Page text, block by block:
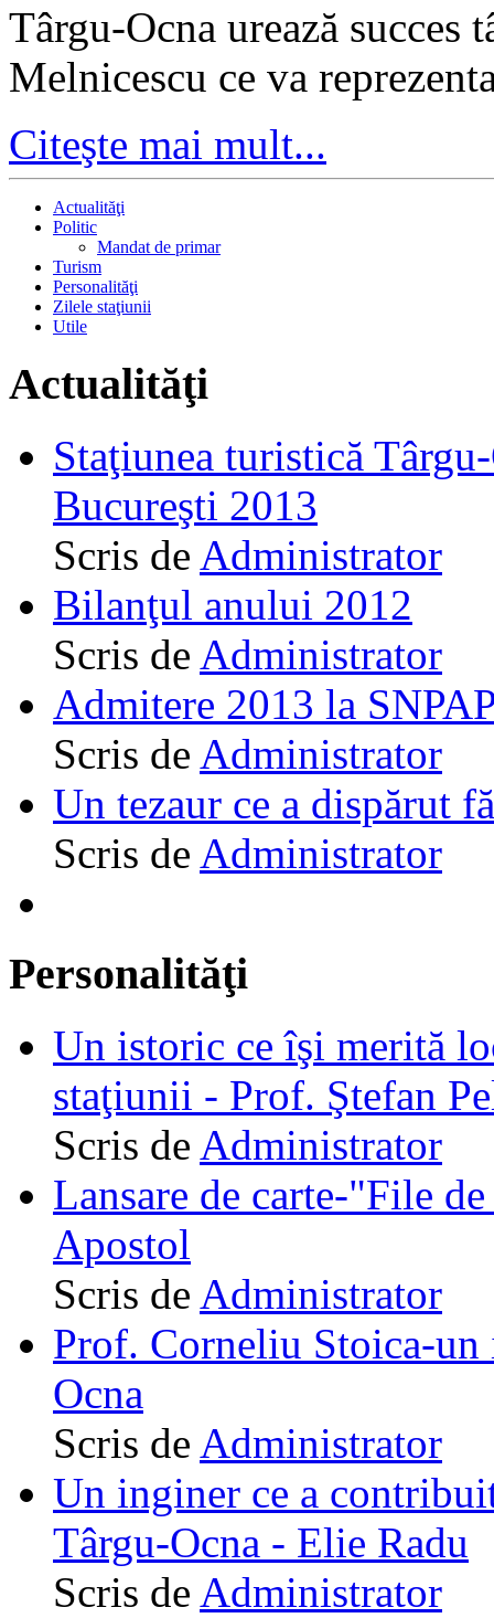
Târgu-Ocna urează
Melnicescu ce va
Citeşte mai mult...
Actualităţi
Politic
Mandat de primar
Turism
Personalităţi
Zilele staţiunii
Utile
Actualităţi
Staţiunea turistică
Bucureşti 2013
Scris de Administrator
Bilanţul anului 2012
Scris de Administrator
Admitere 2013 la
Scris de Administrator
Un tezaur ce a dispărut
Scris de Administrator
Personalităţi
Un istoric ce îşi merită
staţiunii - Prof. Ştefan
Scris de Administrator
Lansare de carte-"File
Apostol
Scris de Administrator
Prof. Corneliu Stoica-
Ocna
Scris de Administrator
Un inginer ce a
Târgu-Ocna - Elie Radu
Scris de Administrator